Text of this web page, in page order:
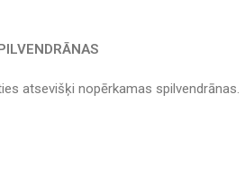
atsevišķi nopērkamas spilvendrānas.